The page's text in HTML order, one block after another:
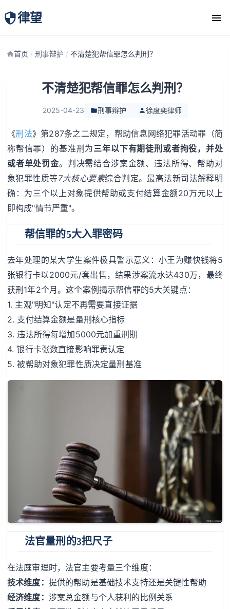
律望
律师团队
首页 / 刑事辩护 / 不清楚犯帮信罪怎么判刑？
不清楚犯帮信罪怎么判刑？
2025-04-23 刑事辩护 徐度奕律师
《刑法》第287条之二规定，帮助信息网络犯罪活动罪（简
称帮信罪）的基准刑为三年以下有期徒刑或者拘役，并处
或者单处罚金。判决需结合涉案金额、违法所得、帮助对
象犯罪性质等7大核心要素综合判定。最高法新司法解释明
确：为三个以上对象提供帮助或支付结算金额20万元以上
即构成"情节严重"。
帮信罪的5大入罪密码
去年处理的某大学生案件极具警示意义：小王为赚快钱将5
张银行卡以2000元/套出售，结果涉案流水达430万，最终
获刑1年2个月。这个案例揭示帮信罪的5大关键点：
1. 主观"明知"认定不再需要直接证据
2. 支付结算金额是量刑核心指标
3. 违法所得每增加5000元加重刑期
4. 银行卡张数直接影响罪责认定
5. 被帮助对象犯罪性质决定量刑基准
法官量刑的3把尺子
在法庭审理时，法官主要考量三个维度：
技术维度： 提供的帮助是基础技术支持还是关键性帮助
经济维度： 涉案总金额与个人获利的比例关系